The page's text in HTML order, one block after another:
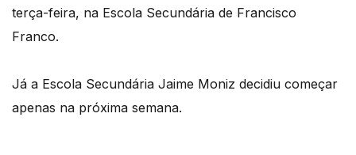
terça-feira, na Escola Secundária de Francisco
Franco.
Já a Escola Secundária Jaime Moniz decidiu começar
apenas na próxima semana.